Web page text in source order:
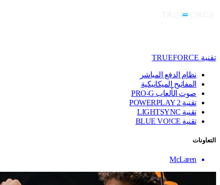
تقنية TRUEFORCE
نظام الدفع المباشر
المفاتيح الميكانيكية
صوت الألعاب PRO-G
تقنية ‏POWERPLAY 2
تقنية LIGHTSYNC
تقنية BLUE VO!CE
التعاونات
McLaren